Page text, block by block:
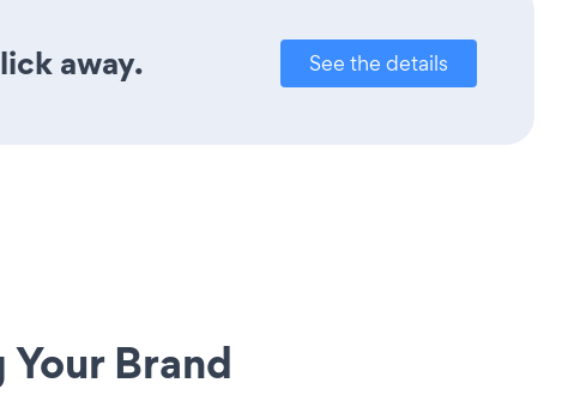
away. See the details
Brand